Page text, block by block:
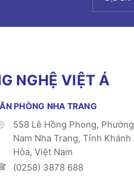
NGHỆ VIỆT Á
PHÒNG NHA TRANG
558 Lê Hồng Phong, Phường
Nam Nha Trang, Tỉnh Khánh
Hòa, Việt Nam
(0258) 3878 688